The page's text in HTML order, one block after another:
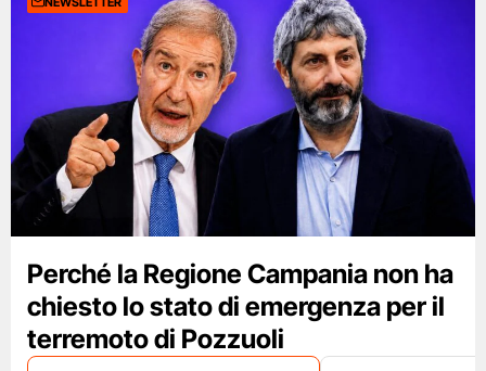
Perché la Regione Campania non ha
chiesto lo stato di emergenza per il
terremoto di Pozzuoli